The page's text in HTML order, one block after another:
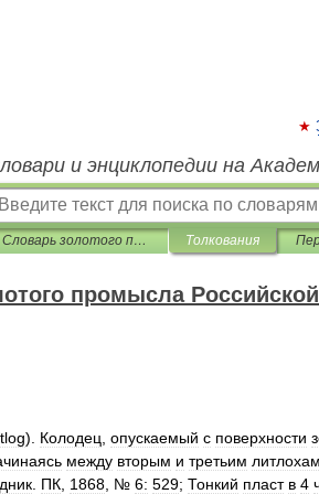
и энциклопедии на
Словарь золотого промысла Российской Империи Толкования
промысла
). Колодец опускаемый с поверхности
между вторым и третьим
ПК 1868 , № 6: 529; Тонкий пласт в 4